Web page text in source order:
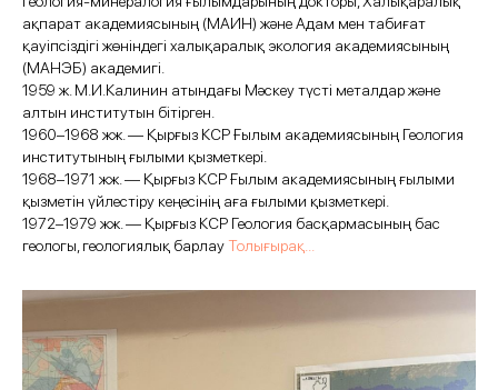
ақпарат академиясының (МАИН) және Адам мен табиғат
қауіпсіздігі жөніндегі халықаралық экология академиясының
(МАНЭБ) академигі.
1959 ж. М.И.Калинин атындағы Мәскеу түсті металдар және
алтын институтын бітірген.
1960–1968 жж. — Қырғыз КСР Ғылым академиясының Геология
институтының ғылыми қызметкері.
1968–1971 жж. — Қырғыз КСР Ғылым академиясының ғылыми
қызметін үйлестіру кеңесінің аға ғылыми қызметкері.
1972–1979 жж. — Қырғыз КСР Геология басқармасының бас
геологы, геологиялық барлауТолығырақ...